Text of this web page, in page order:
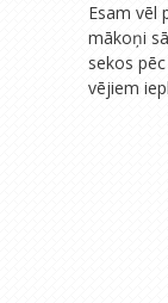
Esam vēl
mākoņi
sekos
vējiem